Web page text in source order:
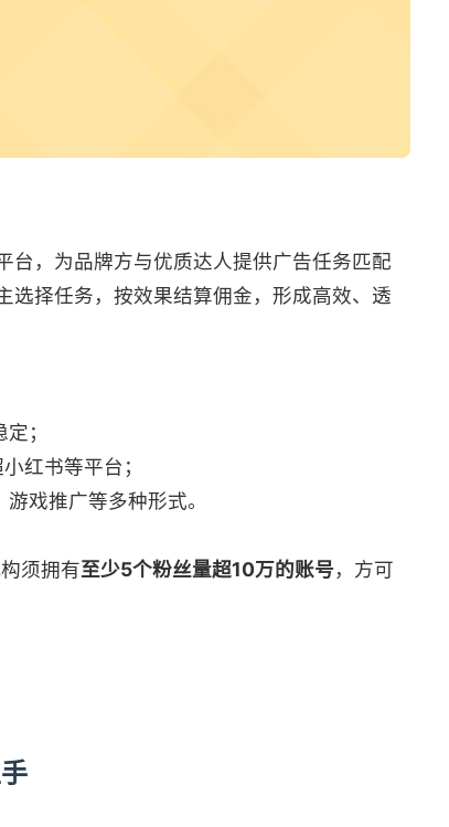
台，为品牌方与优质达人提供广告任务匹配
选择任务，按效果结算佣金，形成高效、透
；
红书等平台；
戏推广等多种形式。
须拥有至少5个粉丝量超10万的账号，方可